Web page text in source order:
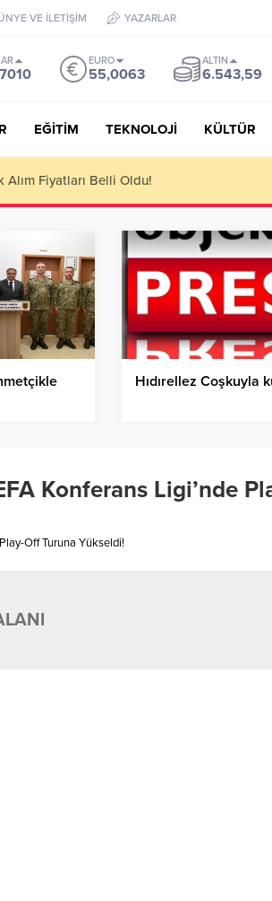
VE İLETİŞİM YAZARLAR
EURO
55,0063
ALTIN
6.543,59
EĞİTİM TEKNOLOJİ KÜLTÜR
Kişiye Sıcak Yemek Ulaştırıyor!
Hıdırellez Coşkuyla
Konferans Ligi’nde
Off Turuna Yükseldi!